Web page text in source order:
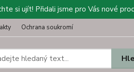
si ujít! Přidali jsme pro Vás nové
Ochrana soukromí